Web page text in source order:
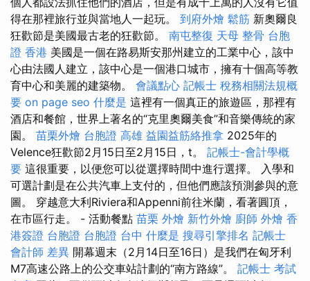
得在那裡旅行並與當地人一起玩。 到府外燴 鬆筋 新奧爾良
狂歡節是美國最古老的狂歡節。 南屯整復 天母 整骨 台胞
證 香港 美國是一個在路易斯安那州建立的工業中心，該中
心由法國人建立，該中心是一個港口城市，擁有十個高等教
育中心和美麗的建築物。 會議點心 記帳士 稅務相關法規概
要 on page seo 什麼是 這裡有一個真正的旅遊區，那裡有
酒店和餐館，世界上著名的“克里奧爾美食”和音樂傳統的家
園。 苗栗外燴 台胞證 高雄 益園益筋絡推拿 2025年的
Velence狂歡節2月15日至2月15日，t。 記帳士-會計學概
要 這很重要，以便您可以從選擇時間中進行選擇。 入學和
可選計劃是在公共汽車上支付的，但他們應該預測參與的意
圖。 穿越意大利Riviera和Appenni前往米蘭，看著圓頂，
在市區行走。 - 活動餐點 苗栗 外燴 新竹外燴 廚師 外燴 香
港簽證 台胞證 台胞證 台中 什麼是 搜尋引擎排名 記帳士
會計師 差異 開幕週末（2月14日至16日）是我們在匈牙利
M7高速公路上的公交車站計劃的“南方路線”。 記帳士 考試